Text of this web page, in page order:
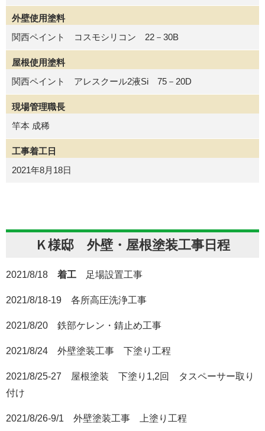
外壁使用塗料
関西ペイント コスモシリコン 22－30B
屋根使用塗料
関西ペイント アレスクール2液Si 75－20D
現場管理職長
竿本 成稀
工事着工日
2021年8月18日
Ｋ様邸 外壁・屋根塗装工事日程
2021/8/18 着工 足場設置工事
2021/8/18-19 各所高圧洗浄工事
2021/8/20 鉄部ケレン・錆止め工事
2021/8/24 外壁塗装工事 下塗り工程
2021/8/25-27 屋根塗装 下塗り1,2回 タスペーサー取り
付け
2021/8/26-9/1 外壁塗装工事 上塗り工程